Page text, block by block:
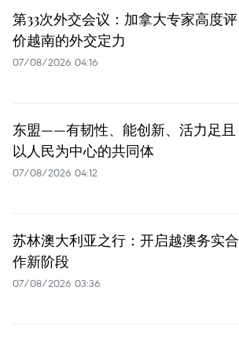
第33次外交会议：加拿大专家高度评
价越南的外交定力
07/08/2026 04:16
东盟——有韧性、能创新、活力足且
以人民为中心的共同体
07/08/2026 04:12
苏林澳大利亚之行：开启越澳务实合
作新阶段
07/08/2026 03:36